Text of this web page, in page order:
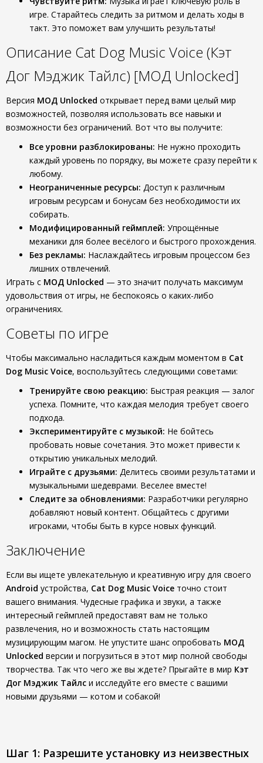
игре. Старайтесь следить за ритмом и делать ходы в
такт. Это поможет вам улучшить результаты!
Описание Cat Dog Music Voice (Кэт
Дог Мэджик Тайлс) [МОД Unlocked]
Версия МОД Unlocked открывает перед вами целый мир
возможностей, позволяя использовать все навыки и
возможности без ограничений. Вот что вы получите:
Все уровни разблокированы: Не нужно проходить
каждый уровень по порядку, вы можете сразу перейти к
любому.
Неограниченные ресурсы: Доступ к различным
игровым ресурсам и бонусам без необходимости их
собирать.
Модифицированный геймплей: Упрощённые
механики для более весёлого и быстрого прохождения.
Без рекламы: Наслаждайтесь игровым процессом без
лишних отвлечений.
Играть с МОД Unlocked — это значит получать максимум
удовольствия от игры, не беспокоясь о каких-либо
ограничениях.
Советы по игре
Чтобы максимально насладиться каждым моментом в Cat
Dog Music Voice, воспользуйтесь следующими советами:
Тренируйте свою реакцию: Быстрая реакция — залог
успеха. Помните, что каждая мелодия требует своего
подхода.
Экспериментируйте с музыкой: Не бойтесь
пробовать новые сочетания. Это может привести к
открытию уникальных мелодий.
Играйте с друзьями: Делитесь своими результатами и
музыкальными шедеврами. Веселее вместе!
Следите за обновлениями: Разработчики регулярно
добавляют новый контент. Общайтесь с другими
игроками, чтобы быть в курсе новых функций.
Заключение
Если вы ищете увлекательную и креативную игру для своего
Android устройства, Cat Dog Music Voice точно стоит
вашего внимания. Чудесные графика и звуки, а также
интересный геймплей предоставят вам не только
развлечения, но и возможность стать настоящим
музицирующим магом. Не упустите шанс опробовать МОД
Unlocked версии и погрузиться в этот мир полной свободы
творчества. Так что чего же вы ждете? Прыгайте в мир Кэт
Дог Мэджик Тайлс и исследуйте его вместе с вашими
новыми друзьями — котом и собакой!
Шаг 1: Разрешите установку из неизвестных